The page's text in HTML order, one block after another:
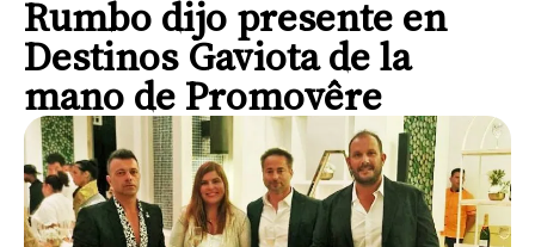
Rumbo dijo presente en
Destinos Gaviota de la
mano de Promovêre